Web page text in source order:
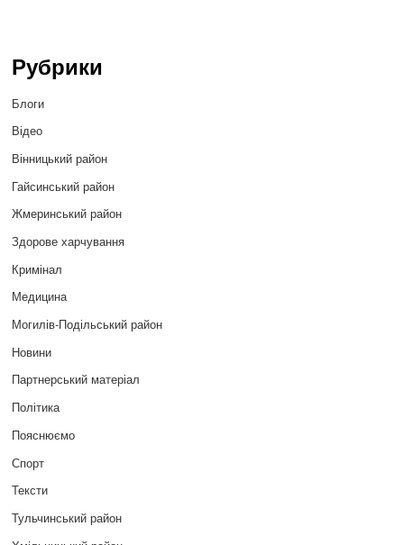
Рубрики
Блоги
Відео
Вінницький район
Гайсинський район
Жмеринський район
Здорове харчування
Кримінал
Медицина
Могилів-Подільський район
Новини
Партнерський матеріал
Політика
Пояснюємо
Спорт
Тексти
Тульчинський район